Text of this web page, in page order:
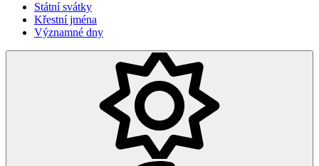
Státní svátky
Křestní jména
Významné dny